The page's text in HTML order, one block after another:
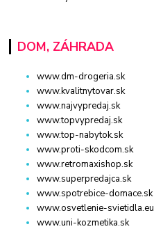
DOM, ZÁHRADA
www.dm-drogeria.sk
www.kvalitnytovar.sk
www.najvypredaj.sk
www.topvypredaj.sk
www.top-nabytok.sk
www.proti-skodcom.sk
www.retromaxishop.sk
www.superpredajca.sk
www.spotrebice-domace.sk
www.osvetlenie-svietidla.eu
www.uni-kozmetika.sk